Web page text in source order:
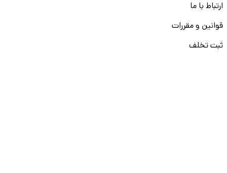
ارتباط با ما
قوانین و مقررات
ثبت تخلف